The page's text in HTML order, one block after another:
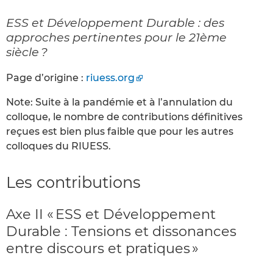
ESS et Développement Durable : des
approches pertinentes pour le 21ème
siècle ?
Page d’origine : riuess.org
Note: Suite à la pandémie et à l’annulation du
colloque, le nombre de contributions définitives
reçues est bien plus faible que pour les autres
colloques du RIUESS.
Les contributions
Axe II « ESS et Développement
Durable : Tensions et dissonances
entre discours et pratiques »